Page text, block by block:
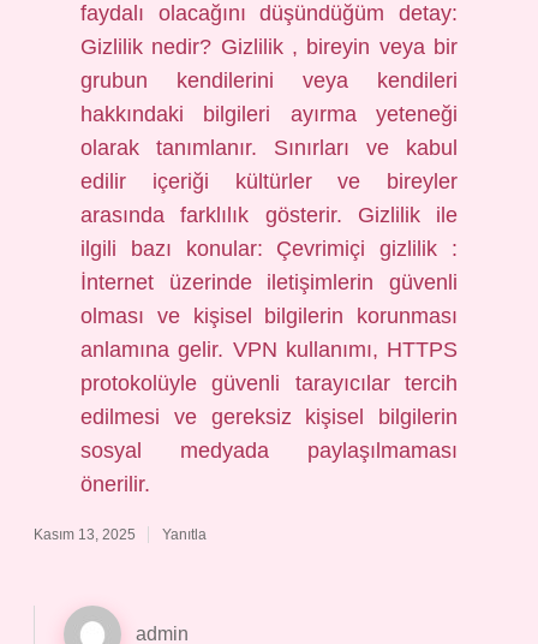
faydalı olacağını düşündüğüm detay:
Gizlilik nedir? Gizlilik , bireyin veya bir
grubun kendilerini veya kendileri
hakkındaki bilgileri ayırma yeteneği
olarak tanımlanır. Sınırları ve kabul
edilir içeriği kültürler ve bireyler
arasında farklılık gösterir. Gizlilik ile
ilgili bazı konular: Çevrimiçi gizlilik :
İnternet üzerinde iletişimlerin güvenli
olması ve kişisel bilgilerin korunması
anlamına gelir. VPN kullanımı, HTTPS
protokolüyle güvenli tarayıcılar tercih
edilmesi ve gereksiz kişisel bilgilerin
sosyal medyada paylaşılmaması
önerilir.
Kasım 13, 2025 Yanıtla
admin